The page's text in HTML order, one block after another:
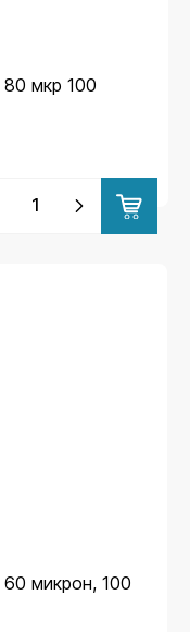
мкр 100
микрон, 100